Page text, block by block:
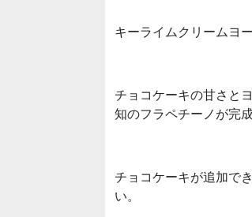
キーライムクリームヨ
チョコケーキの甘さと
知のフラペチーノが完成
チョコケーキが追加で
い。